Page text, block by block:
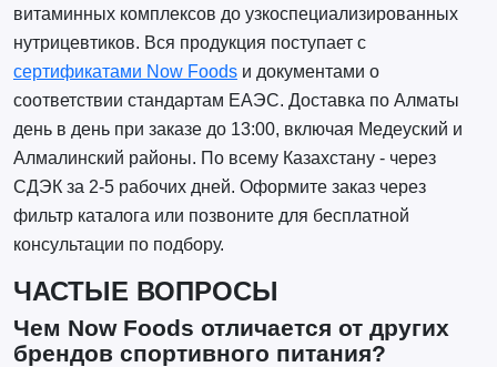
витаминных комплексов до узкоспециализированных
нутрицевтиков. Вся продукция поступает с
сертификатами Now Foodsи документами о
соответствии стандартам ЕАЭС. Доставка по Алматы
день в день при заказе до 13:00, включая Медеуский и
Алмалинский районы. По всему Казахстану - через
СДЭК за 2-5 рабочих дней. Оформите заказ через
фильтр каталога или позвоните для бесплатной
консультации по подбору.
ЧАСТЫЕ ВОПРОСЫ
Чем Now Foods отличается от других
брендов спортивного питания?